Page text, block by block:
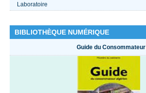
Laboratoire
BIBLIOTHÈQUE NUMÉRIQUE
Guide du Consommateur